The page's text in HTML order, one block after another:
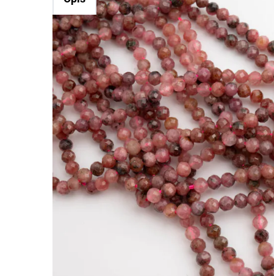
Rodonit kulka fasetowana 4mm
Kamienie to jedne z najbardziej cenionych
nabiera indywidualnego charakteru.
Rodonit wyróżnia się tym, że
projektach biżuterii o mocniejszym charakterze.
Drobne, gęsto fasetowane kuleczki rodonitu
sprawdzi się w minimalistycznych
*Ponieważ są to kamienie naturalne mogą
*Rozmiar podany w nazwie produktu jest